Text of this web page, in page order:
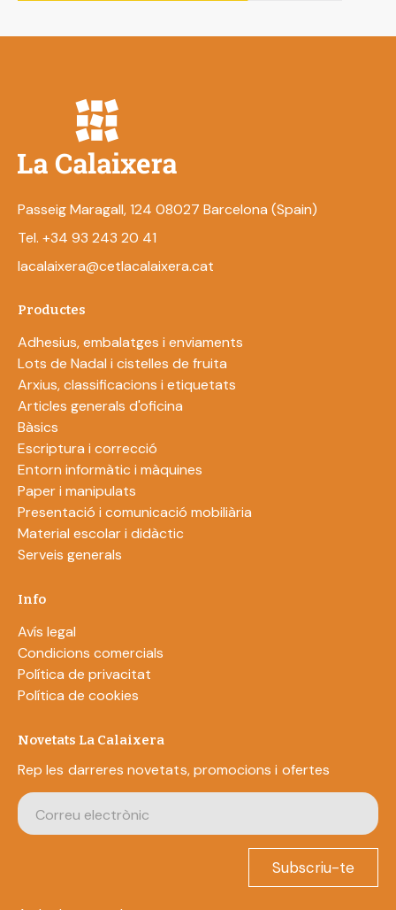
Passeig Maragall, 124 08027 Barcelona (Spain)
Tel. +34 93 243 20 41
lacalaixera@cetlacalaixera.cat
Productes
Adhesius, embalatges i enviaments
Lots de Nadal i cistelles de fruita
Arxius, classificacions i etiquetats
Articles generals d'oficina
Bàsics
Escriptura i correcció
Entorn informàtic i màquines
Paper i manipulats
Presentació i comunicació mobiliària
Material escolar i didàctic
Serveis generals
Info
Avís legal
Condicions comercials
Política de privacitat
Política de cookies
Novetats La Calaixera
Rep les darreres novetats, promocions i ofertes
Subscriu-te